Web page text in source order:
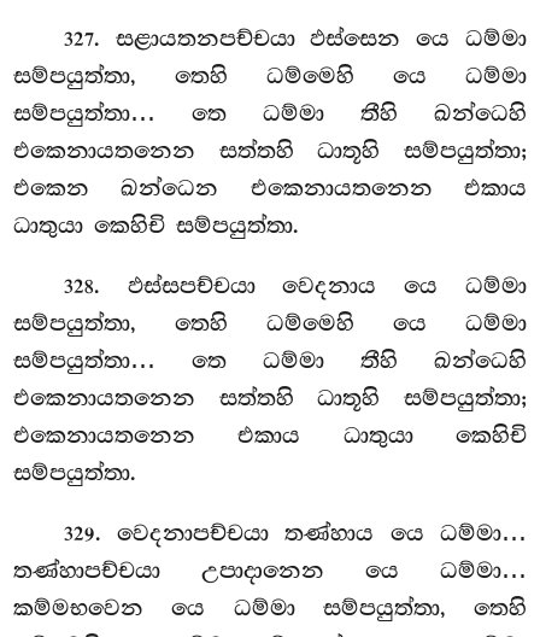
327. සළායතනපච්චයා ඵස්සෙන යෙ ධම්මා
සම්පයුත්තා, තෙහි ධම්මෙහි යෙ ධම්මා
සම්පයුත්තා… තෙ ධම්මා තීහි ඛන්ධෙහි
එකෙනායතනෙන සත්තහි ධාතූහි සම්පයුත්තා;
එකෙන ඛන්ධෙන එකෙනායතනෙන එකාය
ධාතුයා කෙහිචි සම්පයුත්තා.
328. ඵස්සපච්චයා වෙදනාය යෙ ධම්මා
සම්පයුත්තා, තෙහි ධම්මෙහි යෙ ධම්මා
සම්පයුත්තා… තෙ ධම්මා තීහි ඛන්ධෙහි
එකෙනායතනෙන සත්තහි ධාතූහි සම්පයුත්තා;
එකෙනායතනෙන එකාය ධාතුයා කෙහිචි
සම්පයුත්තා.
329. වෙදනාපච්චයා තණ්හාය යෙ ධම්මා…
තණ්හාපච්චයා උපාදානෙන යෙ ධම්මා…
කම්මභවෙනයෙ ධම්මා සම්පයුත්තා, තෙහි